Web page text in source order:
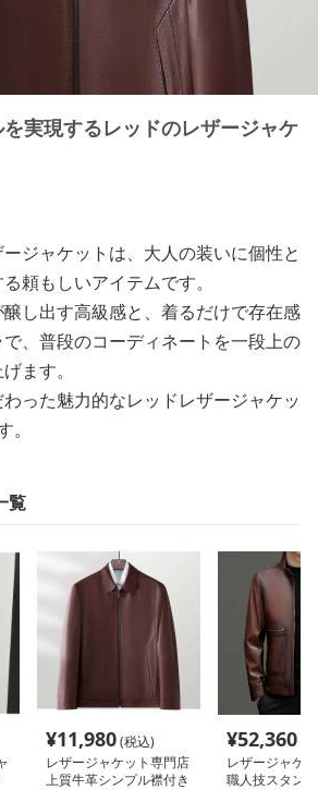
実現するレッドのレザージャケ
ジャケットは、大人の装いに個性と
頼もしいアイテムです。
し出す高級感と、着るだけで存在感
、普段のコーディネートを一段上の
ます。
った魅力的なレッドレザージャケッ
覧
¥11,980(税込)
レザージャケット専門店
上質牛革シンプル襟付き
¥52,360
レザージャケ
職人技スタン